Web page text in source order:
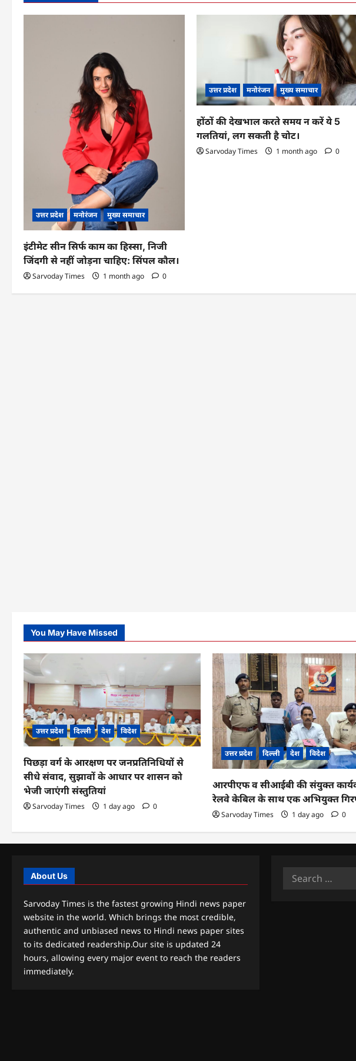
a
उत्तर प्रदेश मनोरंजन मुख्य समाचार
इंटीमेट सीन सिर्फ काम का हिस्सा, निजी
जिंदगी से नहीं जोड़ना चाहिए: सिंपल कौल।
Sarvoday Times 1 month ago 0
उत्तर प्रदेश मनोरंजन मुख्य समाचार
होंठों की देखभाल करते समय न करें ये 5
गलतियां, लग सकती है चोट।
Sarvoday Times 1 month ago 0
You May Have Missed
उत्तर प्रदेश दिल्ली देश विदेश
पिछड़ा वर्ग के आरक्षण पर जनप्रतिनिधियों से
सीधे संवाद, सुझावों के आधार पर शासन को
भेजी जाएंगी संस्तुतियां
Sarvoday Times 1 day ago 0
उत्तर प्रदेश दिल्ली देश विदेश
आरपीएफ व सीआईबी की संयुक्त
रेलवे केबिल के साथ एक अभियुक्त
Sarvoday Times 1 day ago 0
About Us
Sarvoday Times is the fastest growing Hindi news paper
website in the world. Which brings the most credible,
authentic and unbiased news to Hindi news paper sites
to its dedicated readership.Our site is updated 24
hours, allowing every major event to reach the readers
immediately.
Search